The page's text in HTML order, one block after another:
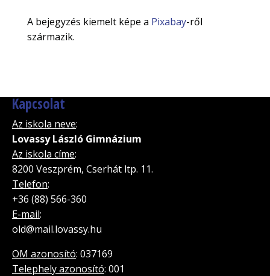
A bejegyzés kiemelt képe a Pixabay-ről
származik.
Kapcsolat
Az iskola neve:
Lovassy László Gimnázium
Az iskola címe:
8200 Veszprém, Cserhát ltp. 11.
Telefon:
+36 (88) 566-360
E-mail:
old@mail.lovassy.hu
OM azonosító: 037169
Telephely azonosító: 001